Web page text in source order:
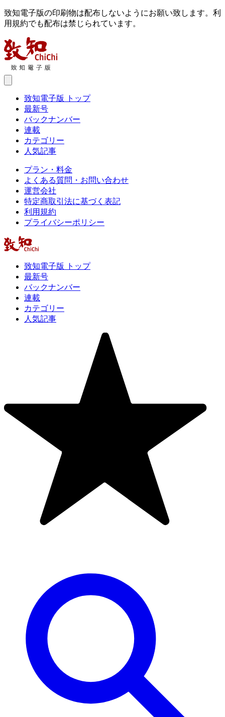
致知電子版の印刷物は配布しないようにお願い致します。利
用規約でも配布は禁じられています。
致知電子版 トップ
最新号
バックナンバー
連載
カテゴリー
人気記事
プラン・料金
よくある質問・お問い合わせ
運営会社
特定商取引法に基づく表記
利用規約
プライバシーポリシー
致知電子版 トップ
最新号
バックナンバー
連載
カテゴリー
人気記事